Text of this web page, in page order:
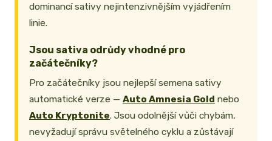
dominancí sativy nejintenzivnějším vyjádřením
linie.
Jsou sativa odrůdy vhodné pro
začátečníky?
Pro začátečníky jsou nejlepší semena sativy
automatické verze — Auto Amnesia Gold nebo
Auto Kryptonite. Jsou odolnější vůči chybám,
nevyžadují správu světelného cyklu a zůstávají